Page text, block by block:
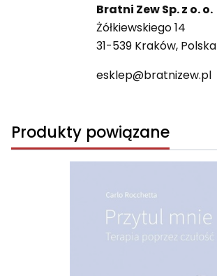
Bratni Zew Sp. z o. o.
Żółkiewskiego 14
31-539 Kraków, Polska
esklep@bratnizew.pl
Produkty powiązane